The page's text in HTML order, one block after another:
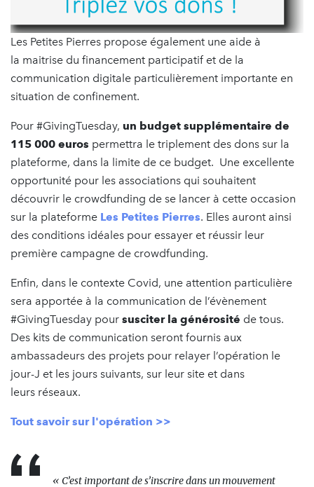
Les Petites Pierres propose également une aide à
la maitrise du financement participatif et de la
communication digitale particulièrement importante en
situation de confinement.
Pour #GivingTuesday, un budget supplémentaire de
115 000 euros permettra le triplement des dons sur la
plateforme, dans la limite de ce budget. Une excellente
opportunité pour les associations qui souhaitent
découvrir le crowdfunding de se lancer à cette occasion
sur la plateforme Les Petites Pierres. Elles auront ainsi
des conditions idéales pour essayer et réussir leur
première campagne de crowdfunding.
Enfin, dans le contexte Covid, une attention particulière
sera apportée à la communication de l’évènement
#GivingTuesday pour susciter la générosité de tous.
Des kits de communication seront fournis aux
ambassadeurs des projets pour relayer l’opération le
jour-J et les jours suivants, sur leur site et dans
leurs réseaux.
Tout savoir sur l'opération >>
« C’est important de s’inscrire dans un mouvement